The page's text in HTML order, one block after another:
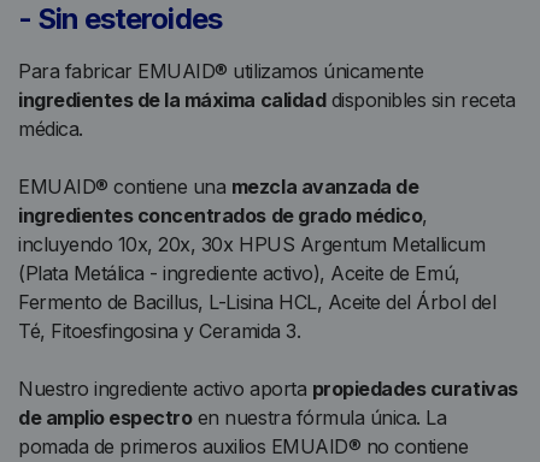
- Sin esteroides
Para fabricar EMUAID® utilizamos únicamente
ingredientes de la máxima calidaddisponibles sin receta
médica.
EMUAID® contiene una mezcla avanzada de
ingredientes concentrados de grado médico,
incluyendo 10x, 20x, 30x HPUS Argentum Metallicum
(Plata Metálica - ingrediente activo), Aceite de Emú,
Fermento de Bacillus, L-Lisina HCL, Aceite del Árbol del
Té, Fitoesfingosina y Ceramida 3.
Nuestro ingrediente activo aporta propiedades curativas
de amplio espectroen nuestra fórmula única. La
pomada de primeros auxilios EMUAID® no contiene